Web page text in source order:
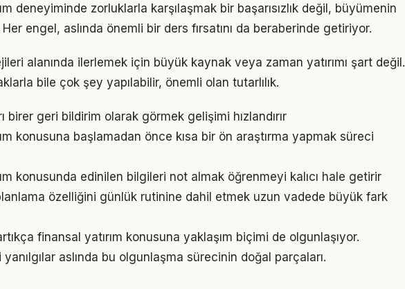
deneyiminde zorluklarla karşılaşmak bir başarısızlık değil, büyümenin
engel, aslında önemli bir ders fırsatını da beraberinde getiriyor.
alanında ilerlemek için büyük kaynak veya zaman yatırımı şart değil.
bile çok şey yapılabilir, önemli olan tutarlılık.
birer geri bildirim olarak görmek gelişimi hızlandırır
konusuna başlamadan önce kısa bir ön araştırma yapmak süreci
konusunda edinilen bilgileri not almak öğrenmeyi kalıcı hale getirir
özelliğini günlük rutinine dahil etmek uzun vadede büyük fark
finansal yatırım konusuna yaklaşım biçimi de olgunlaşıyor.
yanılgılar aslında bu olgunlaşma sürecinin doğal parçaları.